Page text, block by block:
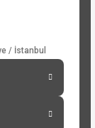
/ İstanbul